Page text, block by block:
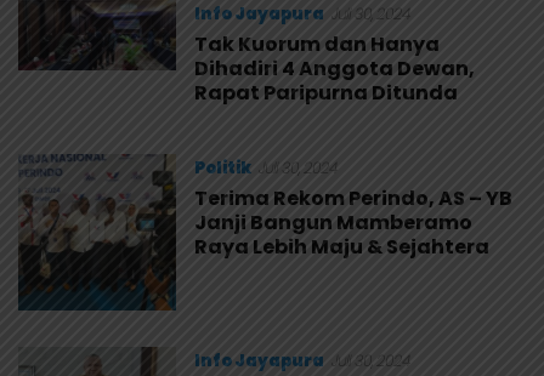
Info Jayapura Juli 30, 2024
Tak Kuorum dan Hanya
Dihadiri 4 Anggota Dewan,
Rapat Paripurna Ditunda
Politik Juli 30, 2024
Terima Rekom Perindo, AS – YB
Janji Bangun Mamberamo
Raya Lebih Maju & Sejahtera
Info Jayapura Juli 30, 2024